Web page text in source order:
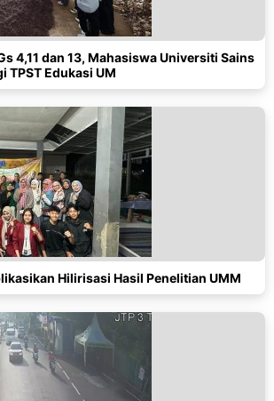
4,11 dan 13, Mahasiswa Universiti Sains
TPST Edukasi UM
Hilirisasi Hasil Penelitian UMM